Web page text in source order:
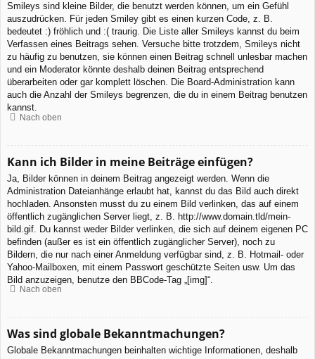
Smileys sind kleine Bilder, die benutzt werden können, um ein Gefühl
auszudrücken. Für jeden Smiley gibt es einen kurzen Code, z. B.
bedeutet :) fröhlich und :( traurig. Die Liste aller Smileys kannst du beim
Verfassen eines Beitrags sehen. Versuche bitte trotzdem, Smileys nicht
zu häufig zu benutzen, sie können einen Beitrag schnell unlesbar machen
und ein Moderator könnte deshalb deinen Beitrag entsprechend
überarbeiten oder gar komplett löschen. Die Board-Administration kann
auch die Anzahl der Smileys begrenzen, die du in einem Beitrag benutzen
kannst.
Nach oben
Kann ich Bilder in meine Beiträge einfügen?
Ja, Bilder können in deinem Beitrag angezeigt werden. Wenn die
Administration Dateianhänge erlaubt hat, kannst du das Bild auch direkt
hochladen. Ansonsten musst du zu einem Bild verlinken, das auf einem
öffentlich zugänglichen Server liegt, z. B. http://www.domain.tld/mein-
bild.gif. Du kannst weder Bilder verlinken, die sich auf deinem eigenen PC
befinden (außer es ist ein öffentlich zugänglicher Server), noch zu
Bildern, die nur nach einer Anmeldung verfügbar sind, z. B. Hotmail- oder
Yahoo-Mailboxen, mit einem Passwort geschützte Seiten usw. Um das
Bild anzuzeigen, benutze den BBCode-Tag „[img]“.
Nach oben
Was sind globale Bekanntmachungen?
Globale Bekanntmachungen beinhalten wichtige Informationen, deshalb